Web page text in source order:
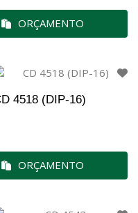
ORÇAMENTO
4518 (DIP-16)
ORÇAMENTO